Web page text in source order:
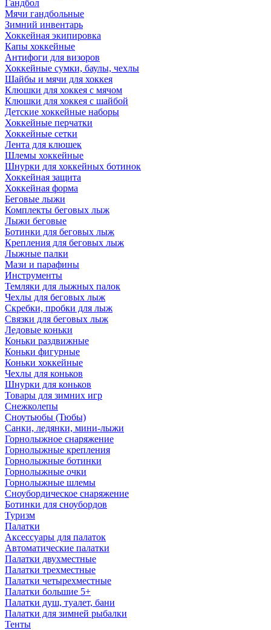
Гандбол
Мячи гандбольные
Зимний инвентарь
Хоккейная экипировка
Капы хоккейные
Антифоги для визоров
Хоккейные сумки, баулы, чехлы
Шайбы и мячи для хоккея
Клюшки для хоккея с мячом
Клюшки для хоккея с шайбой
Детские хоккейные наборы
Хоккейные перчатки
Хоккейные сетки
Лента для клюшек
Шлемы хоккейные
Шнурки для хоккейных ботинок
Хоккейная защита
Хоккейная форма
Беговые лыжи
Комплекты беговых лыж
Лыжи беговые
Ботинки для беговых лыж
Крепления для беговых лыж
Лыжные палки
Мази и парафины
Инструменты
Темляки для лыжных палок
Чехлы для беговых лыж
Скребки, пробки для лыж
Связки для беговых лыж
Ледовые коньки
Коньки раздвижные
Коньки фигурные
Коньки хоккейные
Чехлы для коньков
Шнурки для коньков
Товары для зимних игр
Снежколепы
Сноутьюбы (Тюбы)
Санки, ледянки, мини-лыжи
Горнолыжное снаряжение
Горнолыжные крепления
Горнолыжные ботинки
Горнолыжные очки
Горнолыжные шлемы
Сноубордическое снаряжение
Ботинки для сноубордов
Туризм
Палатки
Аксессуары для палаток
Автоматические палатки
Палатки двухместные
Палатки трехместные
Палатки четырехместные
Палатки большие 5+
Палатки душ, туалет, бани
Палатки для зимней рыбалки
Тенты